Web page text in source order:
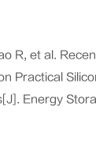
R, et al.
Practical
Energy